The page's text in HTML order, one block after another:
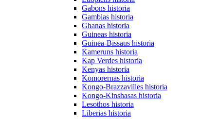
Gabons historia
Gambias historia
Ghanas historia
Guineas historia
Guinea-Bissaus historia
Kameruns historia
Kap Verdes historia
Kenyas historia
Komorernas historia
Kongo-Brazzavilles historia
Kongo-Kinshasas historia
Lesothos historia
Liberias historia